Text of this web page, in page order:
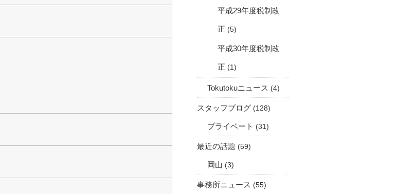
平成29年度税制改
正 (5)
平成30年度税制改
正 (1)
Tokutokuニュース (4)
スタッフブログ (128)
プライベート (31)
最近の話題 (59)
岡山 (3)
事務所ニュース (55)